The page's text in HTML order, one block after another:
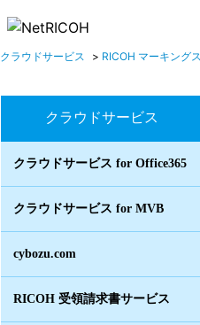
クラウドサービス > RICOH マーキング
クラウドサービス
クラウドサービス for Office365
クラウドサービス for MVB
cybozu.com
RICOH 受領請求書サービス